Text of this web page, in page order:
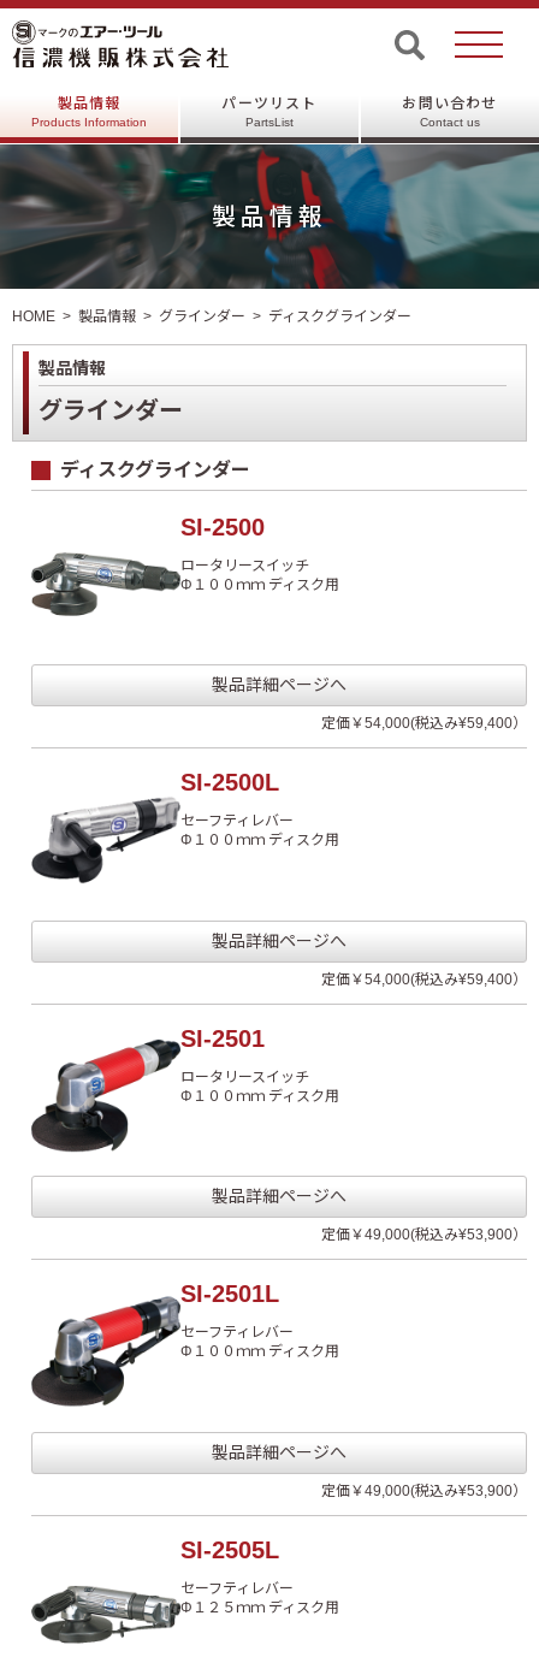
製品情報
Products Information
パーツリスト
PartsList
お問い合わせ
Contact us
製品情報
HOME 製品情報 グラインダー ディスクグラインダー
製品情報
グラインダー
ディスクグラインダー
SI-2500
ロータリースイッチ
Φ１００ｍｍ ディスク用
製品詳細ページへ
定価￥54,000(税込み¥59,400）
SI-2500L
セーフティレバー
Φ１００ｍｍ ディスク用
製品詳細ページへ
定価￥54,000(税込み¥59,400）
SI-2501
ロータリースイッチ
Φ１００ｍｍ ディスク用
製品詳細ページへ
定価￥49,000(税込み¥53,900）
SI-2501L
セーフティレバー
Φ１００ｍｍ ディスク用
製品詳細ページへ
定価￥49,000(税込み¥53,900）
SI-2505L
セーフティレバー
Φ１２５ｍｍ ディスク用